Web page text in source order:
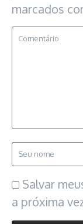
marcados
Salvar
a próxima